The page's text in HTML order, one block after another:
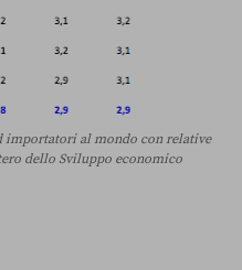
importatori al mondo con relative
dello Sviluppo economico